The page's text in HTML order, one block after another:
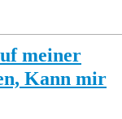
meiner
Kann mir